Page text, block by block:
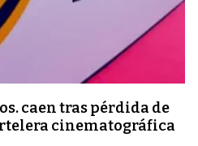
caen tras pérdida de
cinematográfica